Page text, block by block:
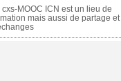
cxs-MOOC ICN est un lieu de
mais aussi de partage et